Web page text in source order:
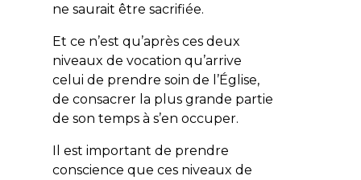
ne saurait être sacrifiée.
Et ce n’est qu’après ces deux
niveaux de vocation qu’arrive
celui de prendre soin de l’Église,
de consacrer la plus grande partie
de son temps à s’en occuper.
Il est important de prendre
conscience que ces niveaux de